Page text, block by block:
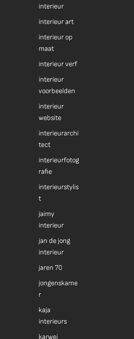
interieur
interieur art
interieur op
maat
interieur verf
interieur
voorbeelden
interieur
website
interieurarchi
tect
interieurfotog
rafie
interieurstylis
t
jaimy
interieur
jan de jong
interieur
jaren 70
jongenskame
r
kaja
interieurs
karwei